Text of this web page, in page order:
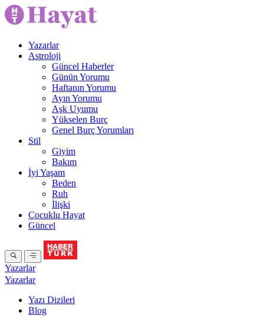
Yazarlar
Astroloji
Güncel Haberler
Günün Yorumu
Haftanın Yorumu
Ayın Yorumu
Aşk Uyumu
Yükselen Burç
Genel Burç Yorumları
Stil
Giyim
Bakım
İyi Yaşam
Beden
Ruh
İlişki
Çocuklu Hayat
Güncel
Yazarlar
Yazarlar
Yazı Dizileri
Blog